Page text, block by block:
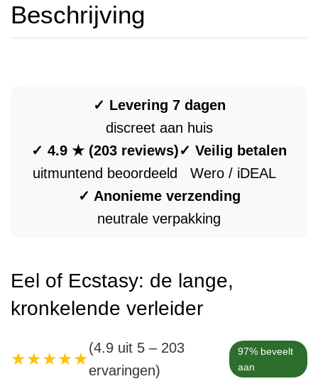
Beschrijving
✓ Levering 7 dagen
discreet aan huis
✓ 4.9 ★ (203 reviews)
uitmuntend beoordeeld
✓ Veilig betalen
Wero / iDEAL
✓ Anonieme verzending
neutrale verpakking
Eel of Ecstasy: de lange,
kronkelende verleider
★★★★★
(4.9 uit 5 – 203
ervaringen)
97% beveelt
aan